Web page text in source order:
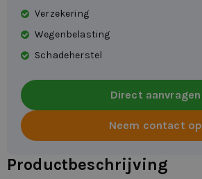
Verzekering
Wegenbelasting
Schadeherstel
Direct aanvragen
Neem contact op
Productbeschrijving